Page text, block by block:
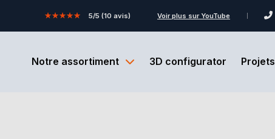
★★★★★ 5/5 (10 avis) Voir plus sur YouTube
Notre assortiment 3D configurator Projets